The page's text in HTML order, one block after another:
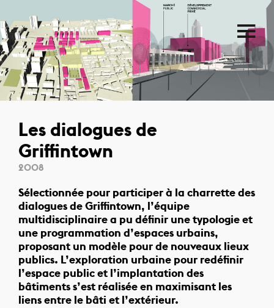
Les dialogues de
Griffintown
2008
Sélectionnée pour participer à la charrette des
dialogues de Griffintown, l’équipe
multidisciplinaire a pu définir une typologie et
une programmation d’espaces urbains,
proposant un modèle pour de nouveaux lieux
publics. L’exploration urbaine pour redéfinir
l’espace public et l’implantation des
bâtiments s’est réalisée en maximisant les
liens entre le bâti et l’extérieur.